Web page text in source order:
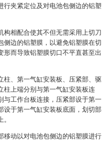
行夹紧定位及对电池包侧边的铝塑
构相配合使其不但无需采用上切刀
侧边的铝塑膜，以避免铝塑膜在切
形而导致铝塑膜切口不平直甚至出
柱、第一气缸安装板、压紧部、驱
柱上端分别与第一气缸安装板连
与工作台板连接，压紧部设于第一
设于第一气缸安装板底面，划切部
移动以对电池包侧边的铝塑膜进行